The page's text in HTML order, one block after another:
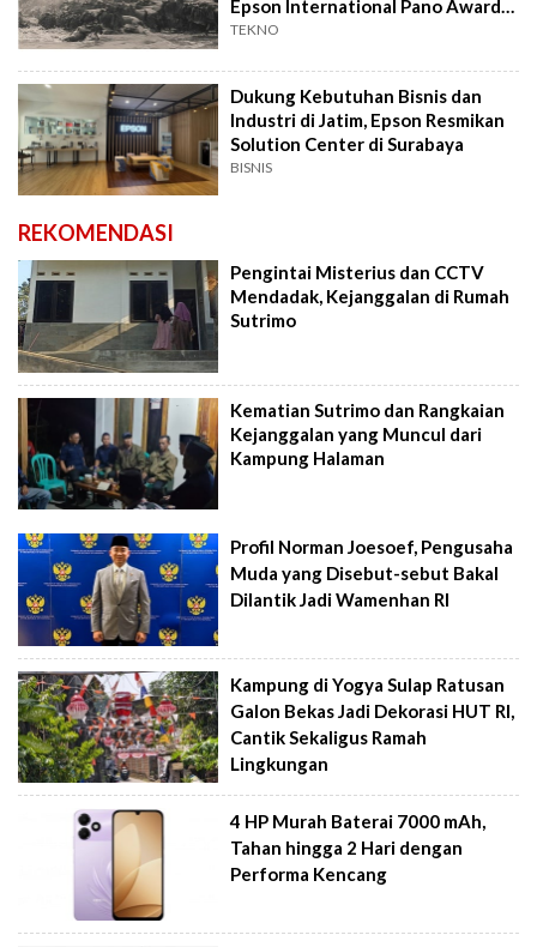
Epson International Pano Awards
2026
TEKNO
Dukung Kebutuhan Bisnis dan
Industri di Jatim, Epson Resmikan
Solution Center di Surabaya
BISNIS
REKOMENDASI
Pengintai Misterius dan CCTV
Mendadak, Kejanggalan di Rumah
Sutrimo
Kematian Sutrimo dan Rangkaian
Kejanggalan yang Muncul dari
Kampung Halaman
Profil Norman Joesoef, Pengusaha
Muda yang Disebut-sebut Bakal
Dilantik Jadi Wamenhan RI
Kampung di Yogya Sulap Ratusan
Galon Bekas Jadi Dekorasi HUT RI,
Cantik Sekaligus Ramah
Lingkungan
4 HP Murah Baterai 7000 mAh,
Tahan hingga 2 Hari dengan
Performa Kencang